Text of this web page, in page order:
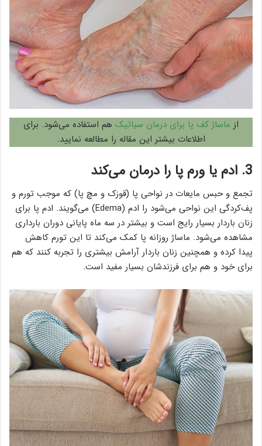
از ماساژ کف پا برای درمان سیاتیک هم استفاده می‌شود. برای
اطلاعات بیشتر این مقاله را مطالعه نمایید.
3. ادم یا ورم پا را درمان می‌کند
تجمع و حبس مایعات در نواحی پا (قوزک و مچ پا) که موجب تورم و
پف‌کردگی این نواحی می‌شود را ادم (Edema) می‌گویند. ادم پا برای
زنان باردار بسیار رایج است و بیشتر در سه ماه پایانی دوران بارداری
مشاهده می‌شود. ماساژ روزانه پا کمک می‌کند تا این تورم کاهش
پیدا کرده و همچنین زنان باردار آرامش بیشتری را تجربه کنند که هم
برای خود و هم برای فرزندشان بسیار مفید است.